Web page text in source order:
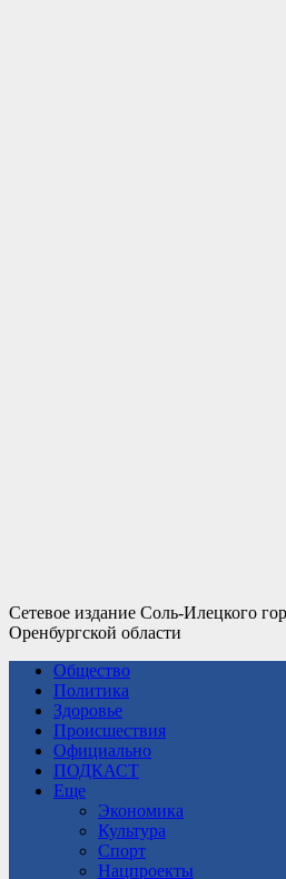
Сетевое издание Соль-Илецкого
Оренбургской области
Общество
Политика
Здоровье
Происшествия
Официально
ПОДКАСТ
Еще
Экономика
Культура
Спорт
Нацпроекты